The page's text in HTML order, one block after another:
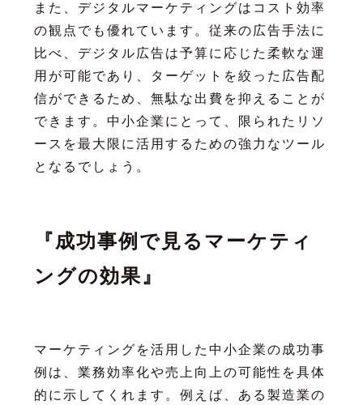
また、デジタルマーケティングはコスト効率
の観点でも優れています。従来の広告手法に
比べ、デジタル広告は予算に応じた柔軟な運
用が可能であり、ターゲットを絞った広告配
信ができるため、無駄な出費を抑えることが
できます。中小企業にとって、限られたリソ
ースを最大限に活用するための強力なツール
となるでしょう。
『成功事例で見るマーケティ
ングの効果』
マーケティングを活用した中小企業の成功事
例は、業務効率化や売上向上の可能性を具体
的に示してくれます。例えば、ある製造業の